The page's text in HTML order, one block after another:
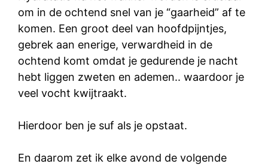
om in de ochtend snel van je “gaarheid” af te
komen. Een groot deel van hoofdpijntjes,
gebrek aan enerige, verwardheid in de
ochtend komt omdat je gedurende je nacht
hebt liggen zweten en ademen.. waardoor je
veel vocht kwijtraakt.
Hierdoor ben je suf als je opstaat.
En daarom zet ik elke avond de volgende